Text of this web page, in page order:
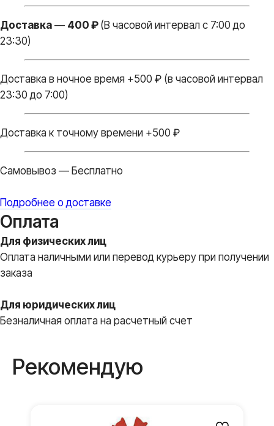
Доставка — 400 ₽ (В часовой интервал с 7:00 до
23:30)
Доставка в ночное время +500 ₽ (в часовой интервал
23:30 до 7:00)
Доставка к точному времени +500 ₽
Самовывоз — Бесплатно
Подробнее о доставке
Оплата
Для физических лиц
Оплата наличными или перевод курьеру при получении
заказа
Для юридических лиц
Безналичная оплата на расчетный счет
Рекомендую
получите